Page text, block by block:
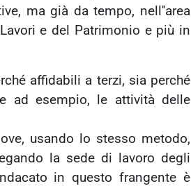
ma già da tempo, nell''area
e del Patrimonio e più in
affidabili a terzi, sia perché
ad esempio, le attività delle
usando lo stesso metodo,
la sede di lavoro degli
in questo frangente è